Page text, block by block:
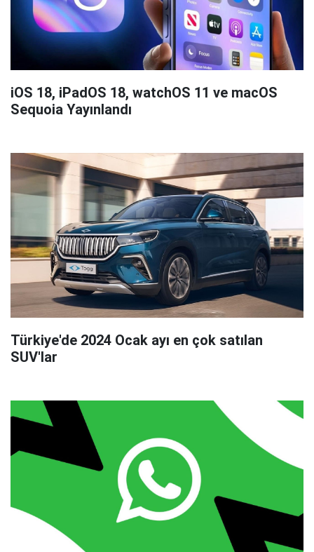
iOS 18, iPadOS 18, watchOS 11 ve macOS
Sequoia Yayınlandı
Türkiye'de 2024 Ocak ayı en çok satılan
SUV'lar